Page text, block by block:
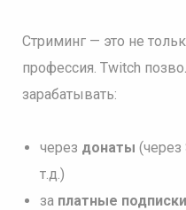
Стриминг — это не
профессия. Twitch
зарабатывать:
через донаты (через
т.д.)
за платные подписки